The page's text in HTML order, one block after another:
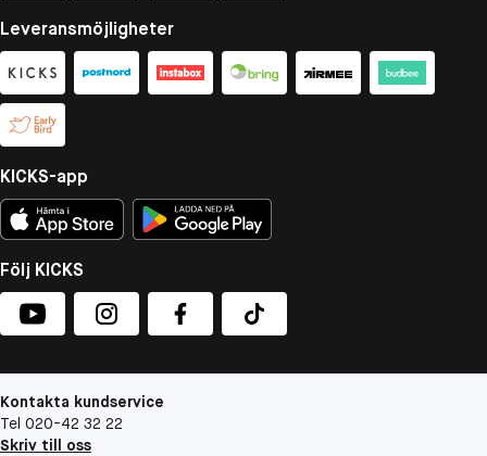
Leveransmöjligheter
KICKS-app
Följ KICKS
Kontakta kundservice
Tel 020-42 32 22
Skriv till oss